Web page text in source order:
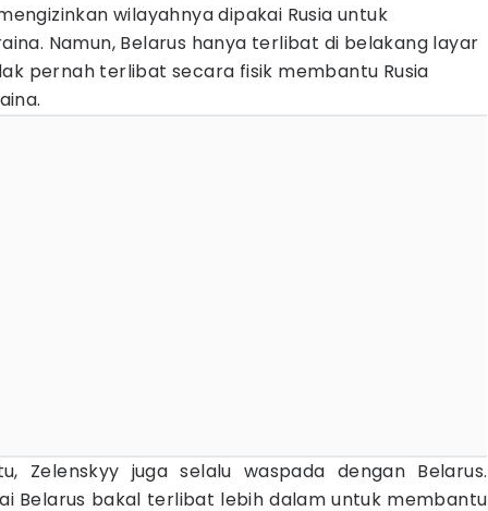
wilayahnya dipakai Rusia untuk
Namun, Belarus hanya terlibat di belakang layar
pernah terlibat secara fisik membantu Rusia
Zelenskyy juga selalu waspada dengan Belarus.
Belarus bakal terlibat lebih dalam untuk membantu